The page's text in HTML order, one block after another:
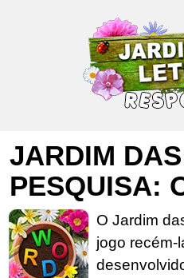
JARDIM
PESQUISA:
O Jardim
jogo recém-